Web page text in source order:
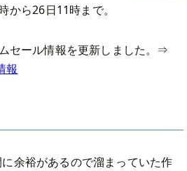
から26日11時まで。
セール情報を更新しました。⇒
報
余裕があるので溜まっていた作